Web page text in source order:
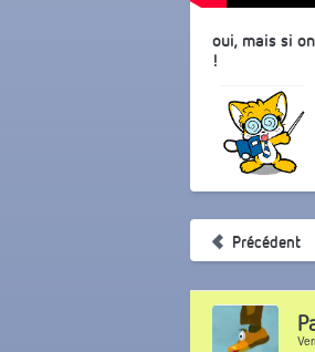
oui, mais si
!
Précédent